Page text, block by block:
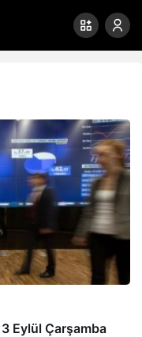
Eylül Çarşamba